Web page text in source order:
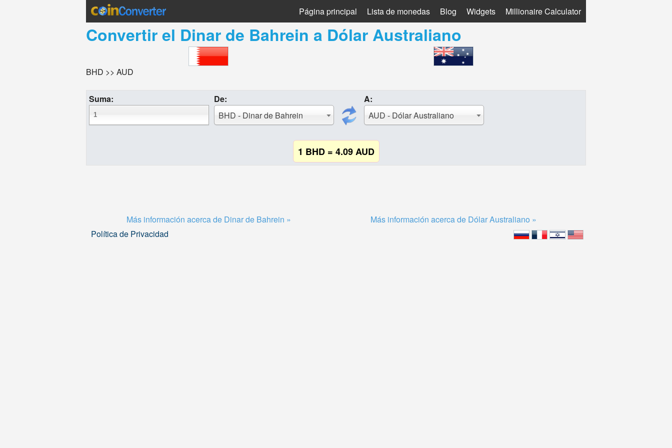
Página principal Lista de monedas Blog Widgets Millionaire Calculator
Convertir el Dinar de Bahrein a Dólar Australiano
BHD >> AUD
Suma:
De:
BHD - Dinar de Bahrein
A:
AUD - Dólar Australiano
1 BHD = 4.09 AUD
Más información acerca de Dinar de Bahrein »
Más información acerca de Dólar Australiano »
Política de Privacidad